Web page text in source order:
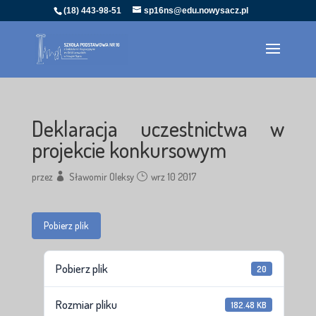
(18) 443-98-51 sp16ns@edu.nowysacz.pl
Deklaracja uczestnictwa w
projekcie konkursowym
przez Sławomir Oleksy wrz 10 2017
Pobierz plik
Pobierz plik 20
Rozmiar pliku 182.48 KB